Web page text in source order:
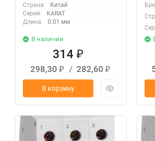
Страна:
Китай
Серия:
KARAT
Длина:
0.01 мм
В наличии
314 ₽
298,30 ₽ / 282,60 ₽
В корзину